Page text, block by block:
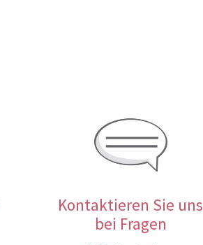
Kontaktieren Sie uns
bei Fragen